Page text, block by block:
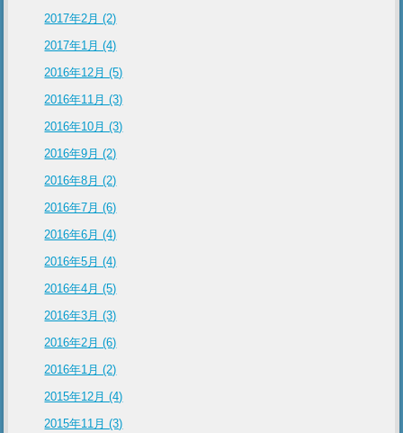
2017年2月 (2)
2017年1月 (4)
2016年12月 (5)
2016年11月 (3)
2016年10月 (3)
2016年9月 (2)
2016年8月 (2)
2016年7月 (6)
2016年6月 (4)
2016年5月 (4)
2016年4月 (5)
2016年3月 (3)
2016年2月 (6)
2016年1月 (2)
2015年12月 (4)
2015年11月 (3)